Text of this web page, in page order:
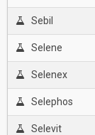
Sebil
Selene
Selenex
Selephos
Selevit